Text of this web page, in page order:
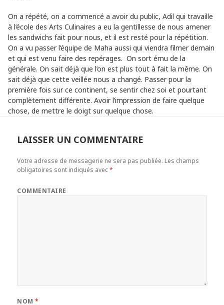
On a répété, on a commencé a avoir du public, Adil qui travaille
à l’école des Arts Culinaires a eu la gentillesse de nous amener
les sandwichs fait pour nous, et il est resté pour la répétition.
On a vu passer l’équipe de Maha aussi qui viendra filmer demain
et qui est venu faire des repérages. On sort ému de la
générale. On sait déjà que l’on est plus tout à fait la même. On
sait déjà que cette veillée nous a changé. Passer pour la
première fois sur ce continent, se sentir chez soi et pourtant
complètement différente. Avoir l’impression de faire quelque
chose, de mettre le doigt sur quelque chose.
LAISSER UN COMMENTAIRE
Votre adresse de messagerie ne sera pas publiée. Les champs
obligatoires sont indiqués avec*
COMMENTAIRE
NOM*